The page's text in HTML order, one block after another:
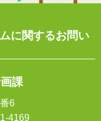
に関するお問い
課
6
4169